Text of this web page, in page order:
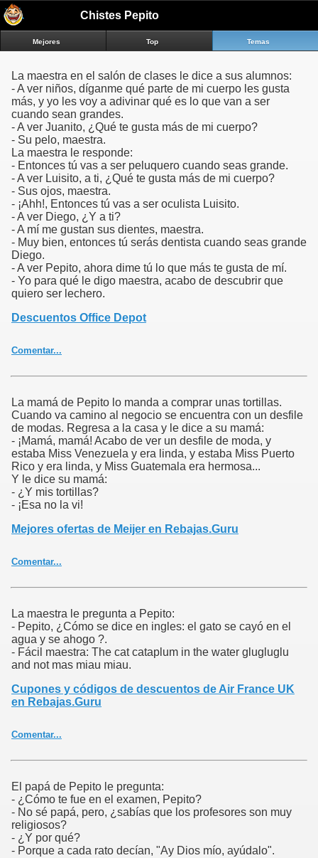
a.m:link{color:#E3E3E3;text-
decoration:underline;}a.m:visited{color:#E3E3E3;text-
decoration:underline;}a.m:hover{color:#E3E3E3;text-
decoration:underline;}a.m2:link{color:#000;text-
decoration:underline;}a.m2:hover{color:#000;text-
decoration:underline;}a.m3:link{color:#A0A0A0;text-
decoration:underline;}a.m3:visited{color:#A0A0A0;text-
decoration:underline;}a.m3:hover{color:#A0A0A0;text-
decoration:underline;}.dem1{position:relative;text-
align:center;padding-bottom:14px;}.dem2{text-
align:right;width:100%;padding-bottom:5px;padding-
top:2px;}.hed1{padding-left:2px;padding-top:2px;text-
align:left;}.hed2{text-align:center;color:white;font-
weight:bold;}.pag{font-size:120%;font-family:Arial;font-
weight:bold;margin:20px auto;text-align:center;padding-
bottom:10px;}.pag a{text-decoration:none;border:solid 1px
#aaa;color:#555;}.pag a,.pag span{display:inline;padding:.3em
.5em;margin-right:5px;margin-bottom:5px;}.pag
.current{background:#555;color:#fff;border:solid 1px #333;}.pag
.current.prev,.pag .current.next{color:#999;border-
color:#000;color:#E3E3E3;}.bt2{padding:5px;}.ver1{font-
family:serif;text-align:center;}.ver2{font-size:120%;font-family:sans-
serif;text-align:center;padding-bottom:10px;padding-
top:5px;}.ver3{text-align:left;padding-right:5px;}.tagcloud{font:bold
bottom:20px;}.tagcloud a{color:#a0a0a0;text-
size:160%;}.tf4{font-size:220%;}.tf5{font-size:300%;}
Chistes Pepito
Mejores Top Temas
La maestra en el salón de clases le dice a sus alumnos:
- A ver niños, díganme qué parte de mi cuerpo les gusta
más, y yo les voy a adivinar qué es lo que van a ser
cuando sean grandes.
- A ver Juanito, ¿Qué te gusta más de mi cuerpo?
- Su pelo, maestra.
La maestra le responde:
- Entonces tú vas a ser peluquero cuando seas grande.
- A ver Luisito, a ti, ¿Qué te gusta más de mi cuerpo?
- Sus ojos, maestra.
- ¡Ahh!, Entonces tú vas a ser oculista Luisito.
- A ver Diego, ¿Y a ti?
- A mí me gustan sus dientes, maestra.
- Muy bien, entonces tú serás dentista cuando seas grande
Diego.
- A ver Pepito, ahora dime tú lo que más te gusta de mí.
- Yo para qué le digo maestra, acabo de descubrir que
quiero ser lechero.
Descuentos Office Depot
Comentar...
La mamá de Pepito lo manda a comprar unas tortillas.
Cuando va camino al negocio se encuentra con un desfile
de modas. Regresa a la casa y le dice a su mamá:
- ¡Mamá, mamá! Acabo de ver un desfile de moda, y
estaba Miss Venezuela y era linda, y estaba Miss Puerto
Rico y era linda, y Miss Guatemala era hermosa...
Y le dice su mamá:
- ¿Y mis tortillas?
- ¡Esa no la vi!
Mejores ofertas de Meijer en Rebajas.Guru
Comentar...
La maestra le pregunta a Pepito:
- Pepito, ¿Cómo se dice en ingles: el gato se cayó en el
agua y se ahogo ?.
- Fácil maestra: The cat cataplum in the water glugluglu
and not mas miau miau.
Cupones y códigos de descuentos de Air France UK
en Rebajas.Guru
Comentar...
El papá de Pepito le pregunta:
- ¿Cómo te fue en el examen, Pepito?
- No sé papá, pero, ¿sabías que los profesores son muy
religiosos?
- ¿Y por qué?
- Porque a cada rato decían, "Ay Dios mío, ayúdalo".